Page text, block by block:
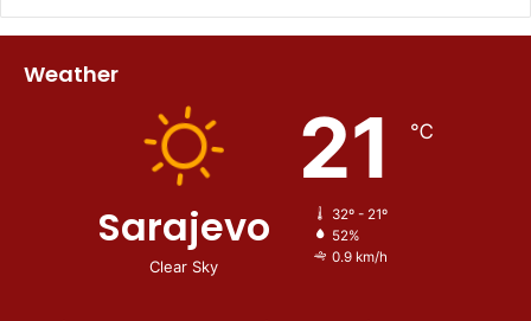
Weather
Sarajevo
Clear Sky
21 ℃
32º - 21º
52%
0.9 km/h